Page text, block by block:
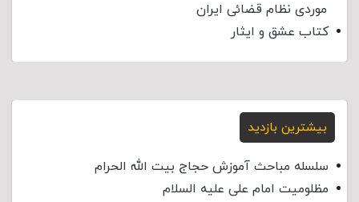
موردی نظام قضائی ایران
کتاب عشق و ایثار
بیشترین بازدید
سلسله مباحث آموزش حجاج بیت الله الحرام
مظلومیت امام علی علیه السلام